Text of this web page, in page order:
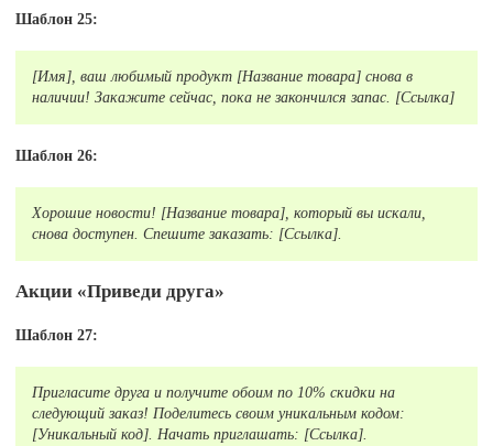
Шаблон 25:
[Имя], ваш любимый продукт [Название товара] снова в
наличии! Закажите сейчас, пока не закончился запас. [Ссылка]
Шаблон 26:
Хорошие новости! [Название товара], который вы искали,
снова доступен. Спешите заказать: [Ссылка].
Акции «Приведи друга»
Шаблон 27:
Пригласите друга и получите обоим по 10% скидки на
следующий заказ! Поделитесь своим уникальным кодом:
[Уникальный код]. Начать приглашать: [Ссылка].